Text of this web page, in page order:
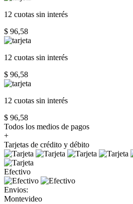
12 cuotas sin interés
$ 96,58
12 cuotas sin interés
$ 96,58
12 cuotas sin interés
$ 96,58
Todos los medios de pagos
+
Tarjetas de crédito y débito
Efectivo
Envios:
Montevideo